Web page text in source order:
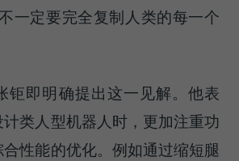
一定要完全复制人类的每一个
钜即明确提出这一见解。他表
类人型机器人时，更加注重功
性能的优化。例如通过缩短腿